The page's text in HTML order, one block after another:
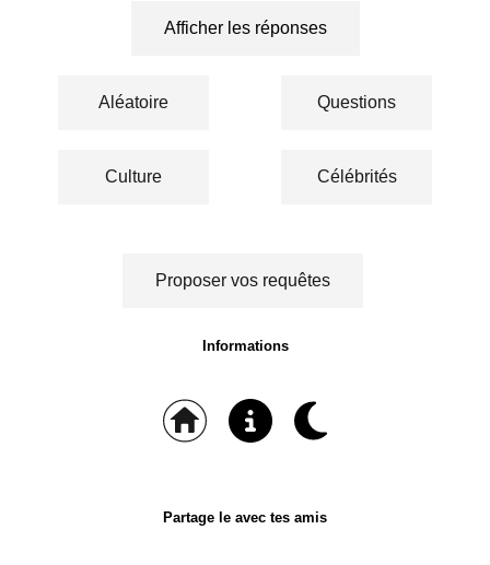
Afficher les réponses
Aléatoire Questions
Culture Célébrités
Proposer vos requêtes
Informations
Partage le avec tes amis